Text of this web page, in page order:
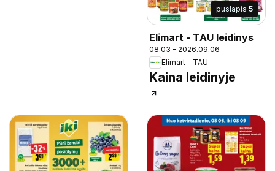
puslapis 5
Elimart - TAU leidinys
08.03 - 2026.09.06
Elimart - TAU
Kaina leidinyje